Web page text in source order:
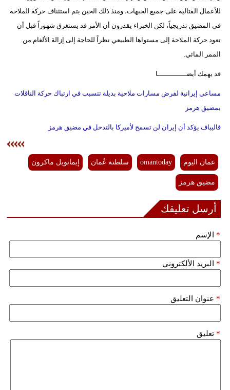
للأعمال القتالية على جميع الجبهات، ومنذ ذلك الحين يتم استئناف حركة الملاحة
في المضيق تدريجياً، لكن الخبراء يقدرون أن الأمر قد يستغرق شهوراً قبل أن
تعود حركة الملاحة إلى مستواها الطبيعي نظراً للحاجة إلى إزالة الألغام من
الممر المائي.
قد يهمك أيضــــــــــــــا
مساعي إيرانية لفرض مسارات ملاحية بديلة تتسبب في ارتباك حركة الناقلات
بمضيق هرمز
قاليباف يؤكد أن إيران لن تسمح لأميركا بالتدخل في مضيق هرمز
عمان اليوم omantoday سلطنة عُمان إيمانويل ماكرون
مضيق هرمز
أرسل تعليقك
الإسم *
البريد الألكتروني *
عنوان التعليق *
تعليق *